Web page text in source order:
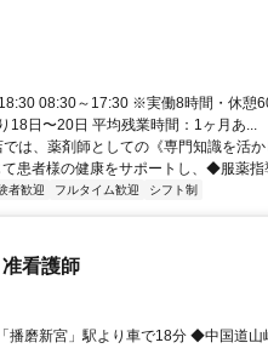
08:30～17:30 ※実働8時間・休憩
18日〜20日 平均残業時間：1ヶ月あ...
は、薬剤師としての《専門知識を活
患者様の健康をサポートし、◆服薬指
者歓迎 フルタイム歓迎 シフト制
看護師
播磨新宮」駅より車で18分 ◆中国道山